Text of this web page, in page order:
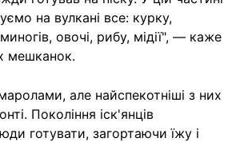
на вулкані все: курку,
овочі, рибу, мідії", — каже
мешканок.
але найспекотніші з них
Покоління іск'янців
готувати, загортаючи їжу і